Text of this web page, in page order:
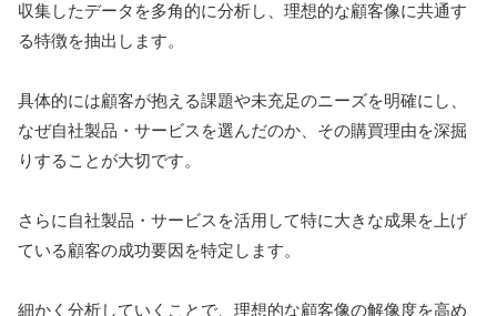
収集したデータを多角的に分析し、理想的な顧客像に共通す
る特徴を抽出します。
具体的には顧客が抱える課題や未充足のニーズを明確にし、
なぜ自社製品・サービスを選んだのか、その購買理由を深掘
りすることが大切です。
さらに自社製品・サービスを活用して特に大きな成果を上げ
ている顧客の成功要因を特定します。
細かく分析していくことで、理想的な顧客像の解像度を高め